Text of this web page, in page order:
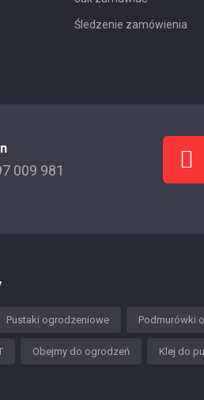
Śledzenie zamówienia
009 981
Pustaki ogrodzeniowe Podmurówki
Obejmy do ogrodzeń Klej do